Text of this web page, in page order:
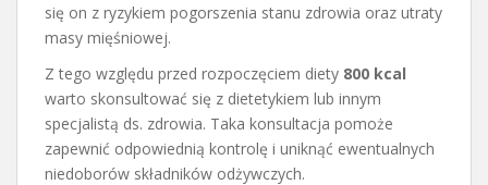
się on z ryzykiem pogorszenia stanu zdrowia oraz utraty
masy mięśniowej.
Z tego względu przed rozpoczęciem diety 800 kcal
warto skonsultować się z dietetykiem lub innym
specjalistą ds. zdrowia. Taka konsultacja pomoże
zapewnić odpowiednią kontrolę i uniknąć ewentualnych
niedoborów składników odżywczych.